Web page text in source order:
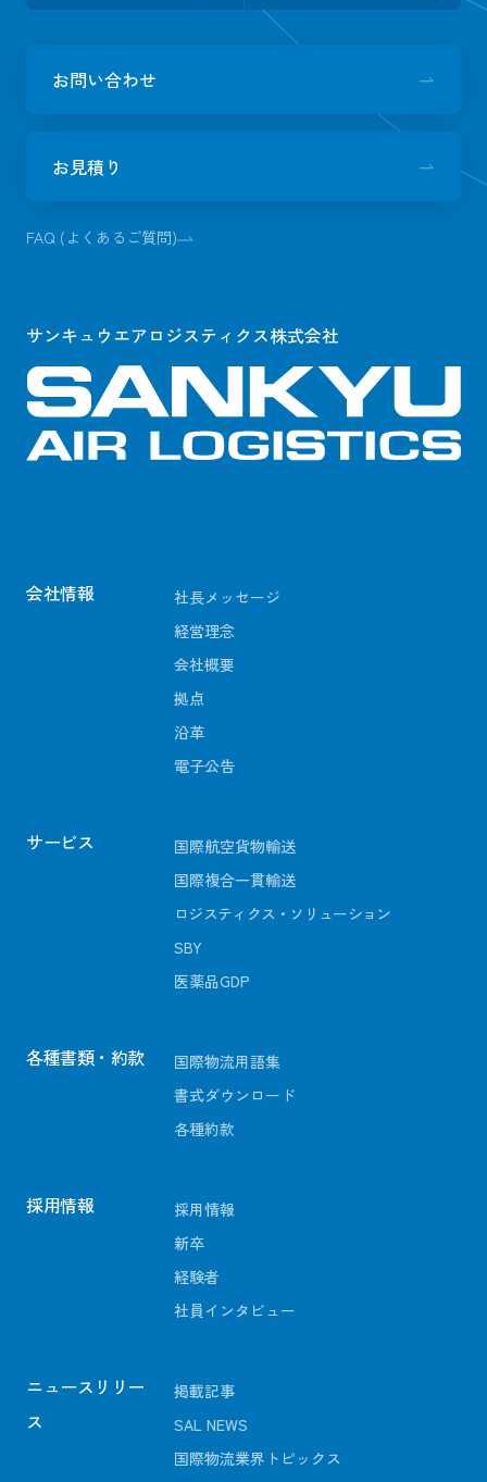
お問い合わせ
お見積り
FAQ (よくあるご質問)
サンキュウエアロジスティクス株式会社
会社情報
社長メッセージ
経営理念
会社概要
拠点
沿革
電子公告
サービス
国際航空貨物輸送
国際複合一貫輸送
ロジスティクス・ソリューション
SBY
医薬品GDP
各種書類・約款
国際物流用語集
書式ダウンロード
各種約款
採用情報
採用情報
新卒
経験者
社員インタビュー
ニュースリリー
ス
掲載記事
SAL NEWS
国際物流業界トピックス